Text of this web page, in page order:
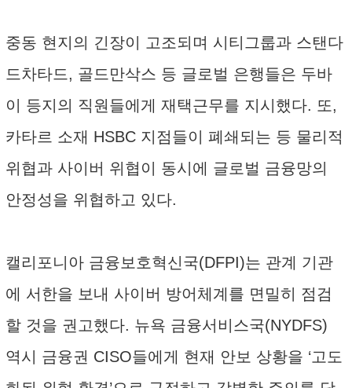
중동 현지의 긴장이 고조되며 시티그룹과 스탠다
드차타드, 골드만삭스 등 글로벌 은행들은 두바
이 등지의 직원들에게 재택근무를 지시했다. 또,
카타르 소재 HSBC 지점들이 폐쇄되는 등 물리적
위협과 사이버 위협이 동시에 글로벌 금융망의
안정성을 위협하고 있다.
캘리포니아 금융보호혁신국(DFPI)는 관계 기관
에 서한을 보내 사이버 방어체계를 면밀히 점검
할 것을 권고했다. 뉴욕 금융서비스국(NYDFS)
역시 금융권 CISO들에게 현재 안보 상황을 ‘고도